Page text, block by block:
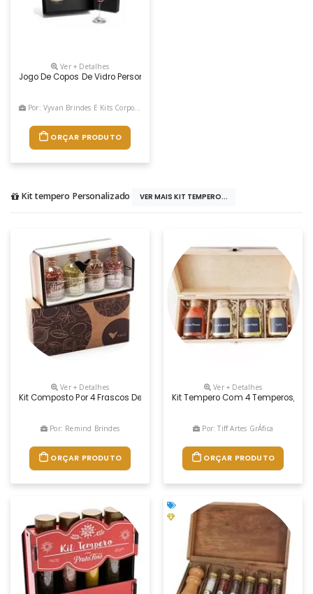
Ver + Detalhes
Jogo De Copos De Vidro Personalizados - 4 Pçs. Conta Com 1 Copo
Por: Vyvan Brindes E Kits Corporativos
ORÇAR PRODUTO
Kit tempero Personalizado VER MAIS KIT TEMPERO...
Ver + Detalhes
Kit Composto Por 4 Frascos De Vidro Com Os Seguintes Temperos:
Por: Remind Brindes
ORÇAR PRODUTO
Ver + Detalhes
Kit Tempero Com 4 Temperos,
Por: Tiff Artes GrÁfica
ORÇAR PRODUTO